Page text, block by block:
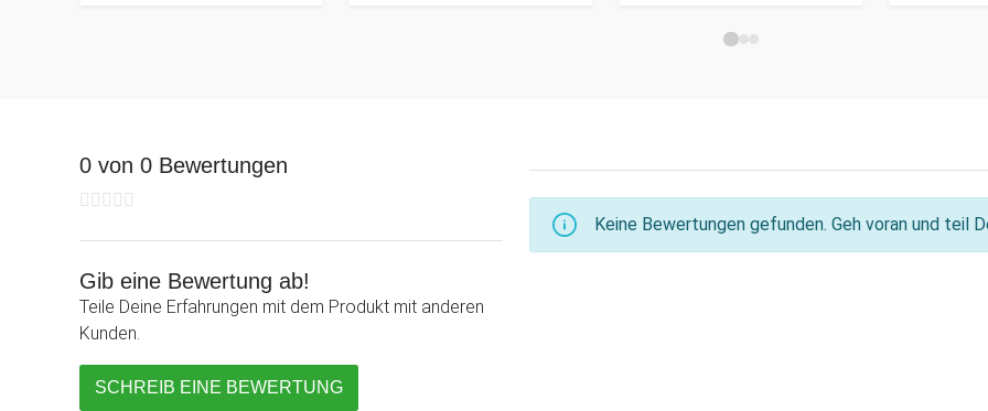
0 von 0 Bewertungen
Gib eine Bewertung ab!
Teile Deine Erfahrungen mit dem Produkt mit anderen
Kunden.
SCHREIB EINE BEWERTUNG
Keine Bewertungen gefunden. Geh voran und teil